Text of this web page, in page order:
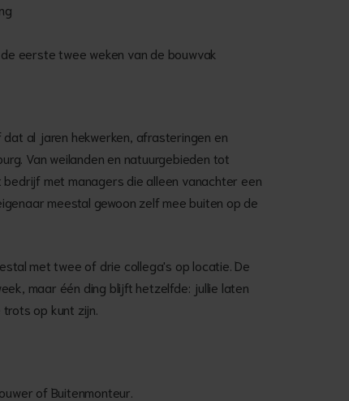
eerste twee weken van de bouwvak
al jaren hekwerken, afrasteringen en
Van weilanden en natuurgebieden tot
met managers die alleen vanachter een
meestal gewoon zelf mee buiten op de
met twee of drie collega's op locatie. De
maar één ding blijft hetzelfde: jullie laten
op kunt zijn.
of Buitenmonteur.